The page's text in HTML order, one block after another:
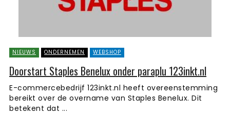
NIEUWS ONDERNEMEN WEBSHOP
Doorstart Staples Benelux onder paraplu 123inkt.nl
E-commercebedrijf 123inkt.nl heeft overeenstemming
bereikt over de overname van Staples Benelux. Dit
betekent dat ...